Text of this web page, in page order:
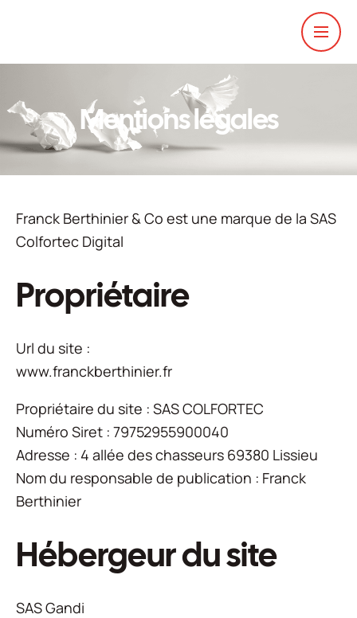
Mentions légales
Franck Berthinier & Co est une marque de la SAS
Colfortec Digital
Propriétaire
Url du site :
www.franckberthinier.fr
Propriétaire du site : SAS COLFORTEC
Numéro Siret : 79752955900040
Adresse : 4 allée des chasseurs 69380 Lissieu
Nom du responsable de publication : Franck
Berthinier
Hébergeur du site
SAS Gandi